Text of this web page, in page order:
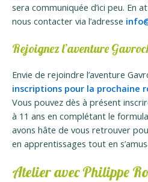
sera communiquée d’ici peu. En
nous contacter via l’adresse
Rejoignez l’aventure
Envie de rejoindre l’aventure
inscriptions pour la prochaine
Vous pouvez dès à présent
à 11 ans en complétant le
avons hâte de vous retrouver
en apprentissages tout en
Atelier avec Philippe